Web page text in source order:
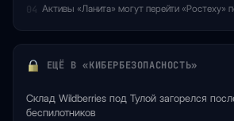
04 Активы «Ланита» могут перейти «Ростеху»
ЕЩЁ В «КИБЕРБЕЗОПАСНОСТЬ»
Склад Wildberries под Тулой загорелся
беспилотников